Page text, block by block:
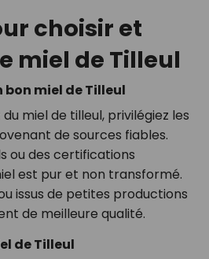
choisir et
miel de Tilleul
miel de Tilleul
miel de tilleul, privilégiez les
de sources fiables.
ou des certifications
est pur et non transformé.
issus de petites productions
de meilleure qualité.
de Tilleul